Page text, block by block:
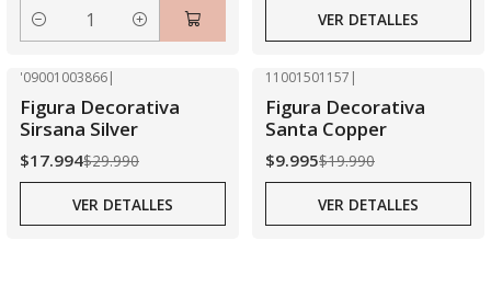
Cantidad
VER DETALLES
Agotado
'09001003866|
Figura Decorativa
Sirsana Silver
$17.994$29.990
VER DETALLES
Agotado
11001501157 |
Figura Decorativa
Santa Copper
$9.995$19.990
VER DETALLES